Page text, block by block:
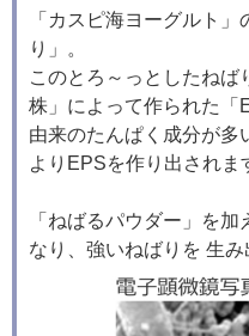
「カスピ海ヨーグルト
り」。
このとろ～っとしたねば
株」によって作られた「
由来のたんぱく成分が多
よりEPSを作り出されま
「ねばるパウダー」を
なり、強いねばりを 生み